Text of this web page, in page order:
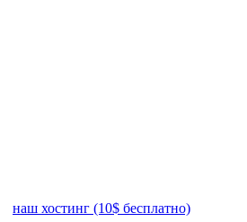
наш хостинг (10$ бесплатно)